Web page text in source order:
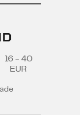
16 - 40
EUR